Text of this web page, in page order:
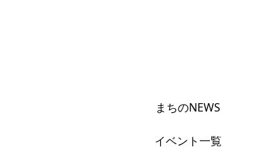
まちのNEWS
イベント一覧